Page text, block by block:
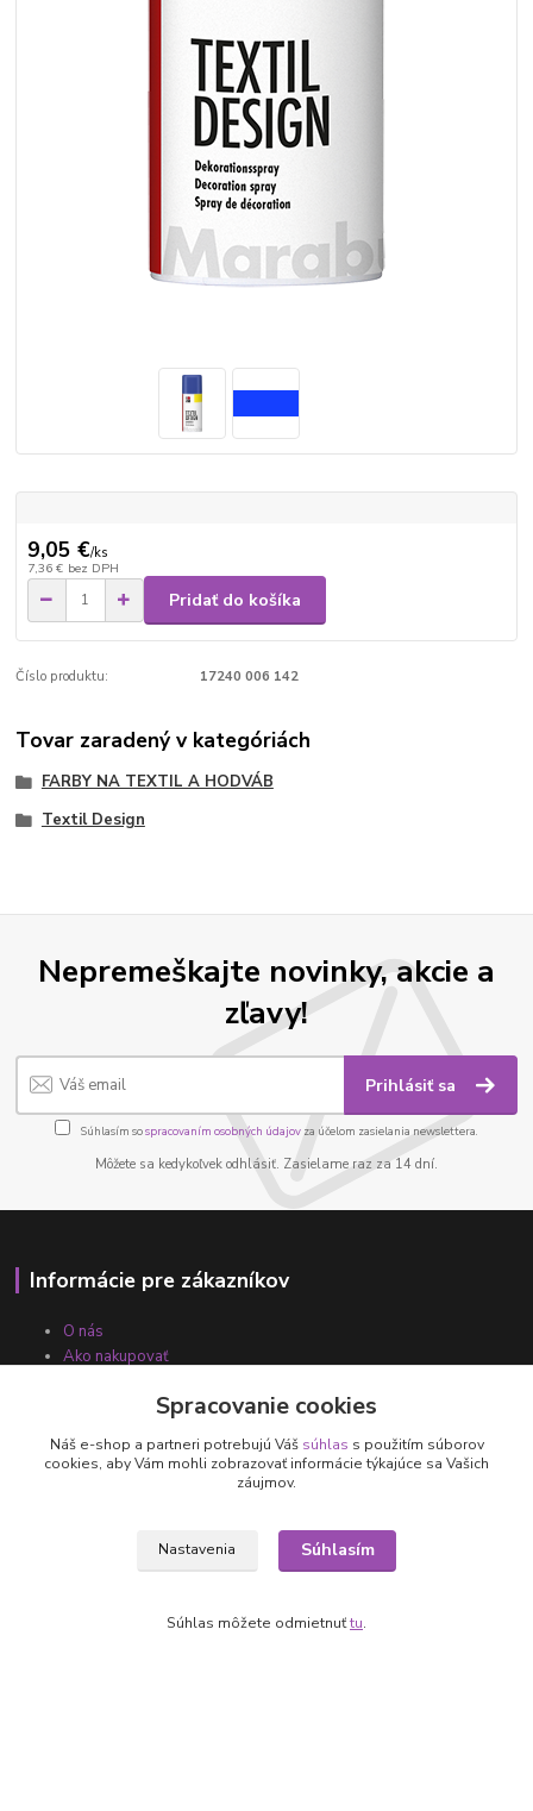
9,05 €/ks
7,36 € bez DPH
Pridať do košíka
Číslo produktu: 17240 006 142
Tovar zaradený v kategóriách
FARBY NA TEXTIL A HODVÁB
Textil Design
Nepremeškajte novinky, akcie a
zľavy!
Prihlásiť sa
Súhlasím sospracovaním osobných údajov za účelom zasielania newslettera.
Môžete sa kedykoľvek odhlásiť. Zasielame raz za 14 dní.
Informácie pre zákazníkov
O nás
Ako nakupovať
Spracovanie cookies
Náš e-shop a partneri potrebujú Váš súhlas s použitím súborov
cookies, aby Vám mohli zobrazovať informácie týkajúce sa Vašich
záujmov.
Nastavenia Súhlasím
Súhlas môžete odmietnuťtu.